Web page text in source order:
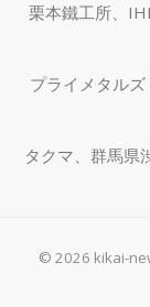
栗本鐵工所、
プライメタル
タクマ、群馬県
© 2026 kikai-